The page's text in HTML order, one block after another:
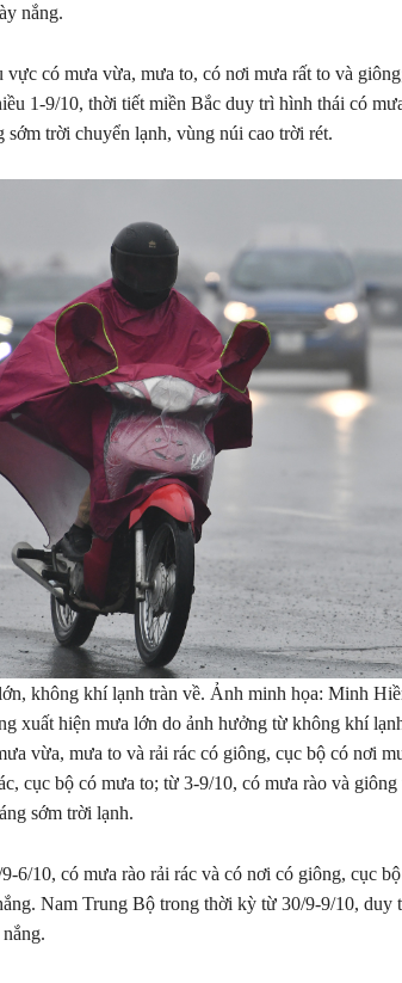
nắng.
vực có mưa vừa, mưa to, có nơi mưa rất to và
1-9/10, thời tiết miền Bắc duy trì hình thái có
sớm trời chuyển lạnh, vùng núi cao trời rét.
không khí lạnh tràn về. Ảnh minh họa: Minh
xuất hiện mưa lớn do ảnh hưởng từ không khí
vừa, mưa to và rải rác có giông, cục bộ có nơi
cục bộ có mưa to; từ 3-9/10, có mưa rào và
sớm trời lạnh.
6/10, có mưa rào rải rác và có nơi có giông, cục
Nam Trung Bộ trong thời kỳ từ 30/9-9/10, duy